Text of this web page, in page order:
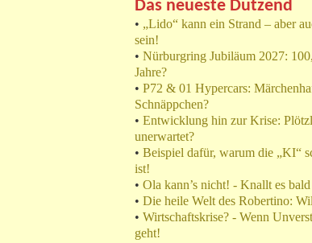
Das neueste Dutzend
• „Lido“ kann ein Strand – aber
sein!
• Nürburgring Jubiläum 2027:
Jahre?
• P72 & 01 Hypercars:
Schnäppchen?
• Entwicklung hin zur Krise:
unerwartet?
• Beispiel dafür, warum die „KI“
ist!
• Ola kann’s nicht! - Knallt es
• Die heile Welt des Robertino:
• Wirtschaftskrise? - Wenn
geht!